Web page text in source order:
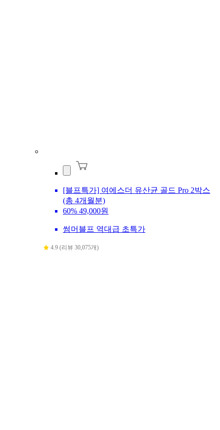
[블프특가] 여에스더 유산균 골드 Pro 2박스
(총 4개월분)
60% 49,000원
썸머블프 역대급 초특가
4.9 (리뷰 30,075개)